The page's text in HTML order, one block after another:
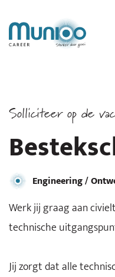
Solliciteer op de
Engineering /
Werk jij graag aan
technische
Jij zorgt dat alle